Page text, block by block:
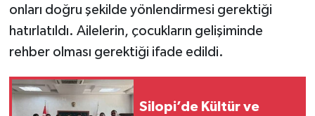
onları doğru şekilde yönlendirmesi gerektiği
hatırlatıldı. Ailelerin, çocukların gelişiminde
rehber olması gerektiği ifade edildi.
Silopi’de Kültür ve